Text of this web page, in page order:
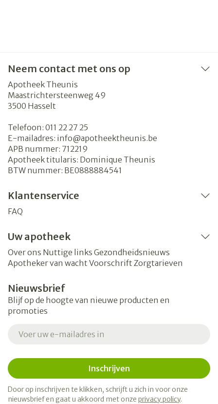
Neem contact met ons op
Apotheek Theunis
Maastrichtersteenweg 49
3500 Hasselt
Telefoon: 011 22 27 25
E-mailadres: info@apotheektheunis.be
APB nummer: 712219
Apotheek titularis: Dominique Theunis
BTW nummer: BE0888884541
Klantenservice
FAQ
Uw apotheek
Over ons Nuttige links Gezondheidsnieuws
Apotheker van wacht Voorschrift Zorgtarieven
Nieuwsbrief
Blijf op de hoogte van nieuwe producten en
promoties
Inschrijven
Door op inschrijven te klikken, schrijft u zich in voor onze
nieuwsbrief en gaat u akkoord met onze privacy policy.